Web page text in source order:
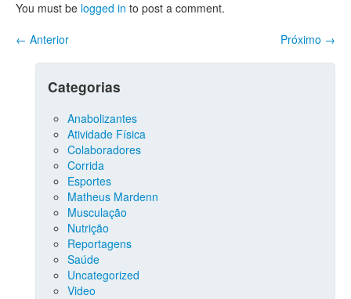
You must be logged in to post a comment.
Próximo →
← Anterior
Categorias
Anabolizantes
Atividade Física
Colaboradores
Corrida
Esportes
Matheus Mardenn
Musculação
Nutrição
Reportagens
Saúde
Uncategorized
Video